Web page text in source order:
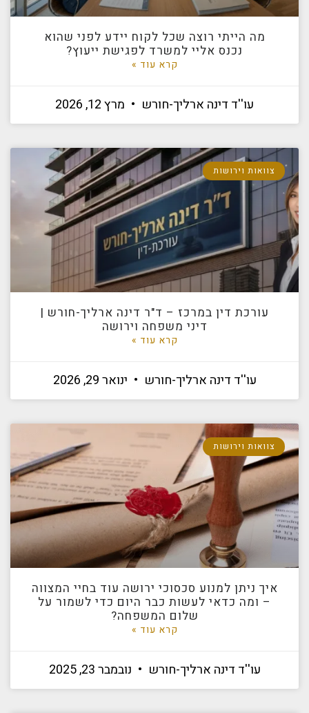
מה הייתי רוצה שכל לקוח יידע לפני שהוא
נכנס אליי למשרד לפגישת ייעוץ?
קרא עוד »
עו''ד דינה ארליך-חורש מרץ 12, 2026
צוואות וירושות
עורכת דין במרכז – ד"ר דינה ארליך-חורש |
דיני משפחה וירושה
קרא עוד »
עו''ד דינה ארליך-חורש ינואר 29, 2026
צוואות וירושות
איך ניתן למנוע סכסוכי ירושה עוד בחיי המצווה
– ומה כדאי לעשות כבר היום כדי לשמור על
שלום המשפחה?
קרא עוד »
עו''ד דינה ארליך-חורש נובמבר 23, 2025